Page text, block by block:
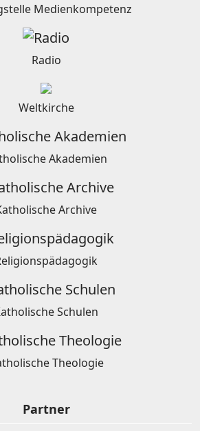
Medienkompetenz
Radio
Weltkirche
Akademien
Archive
Schulen
Theologie
Partner